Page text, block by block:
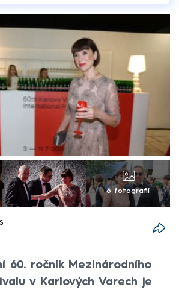
6 fotografií
60. ročník Mezinárodního
v Karlových Varech je